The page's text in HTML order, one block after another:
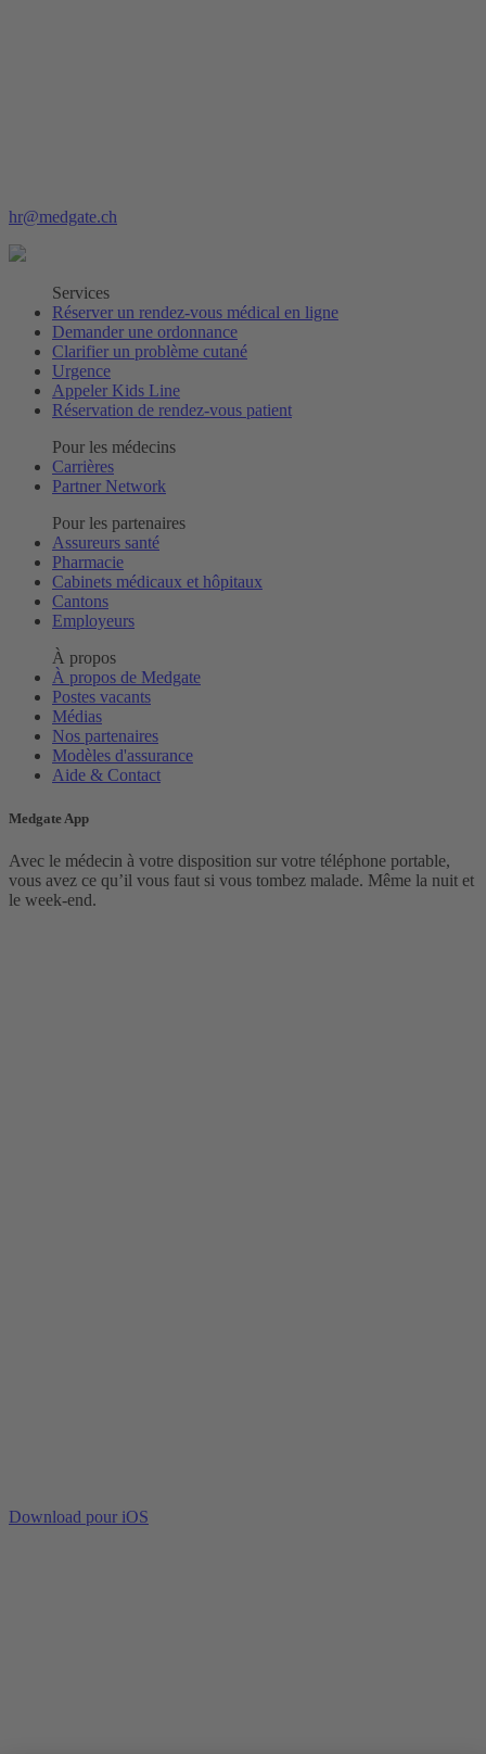
hr@medgate.ch
Services
Réserver un rendez-vous médical en ligne
Demander une ordonnance
Clarifier un problème cutané
Urgence
Appeler Kids Line
Réservation de rendez-vous patient
Pour les médecins
Carrières
Partner Network
Pour les partenaires
Assureurs santé
Pharmacie
Cabinets médicaux et hôpitaux
Cantons
Employeurs
À propos
À propos de Medgate
Postes vacants
Médias
Nos partenaires
Modèles d'assurance
Aide & Contact
Medgate App
Avec le médecin à votre disposition sur votre téléphone portable,
vous avez ce qu’il vous faut si vous tombez malade. Même la nuit et
le week-end.
Download pour iOS